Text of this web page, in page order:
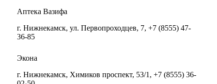
Аптека Вазифа
г. Нижнекамск, ул. Первопроходцев, 7, +7 (8555) 47-
36-85
Экона
г. Нижнекамск, Химиков проспект, 53/1, +7 (8555) 36-